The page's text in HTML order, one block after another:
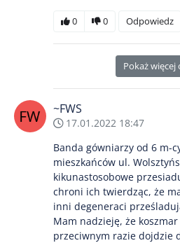
0 0 Odpowiedz
Pokaż
~FWS
17.01.2022 18:47
Banda gówniarzy od 6 m-
mieszkańców ul.
kikunastosobowe
chroni ich twierdząc, że
inni degeneraci
Mam nadzieję, że
przeciwnym razie dojdzie